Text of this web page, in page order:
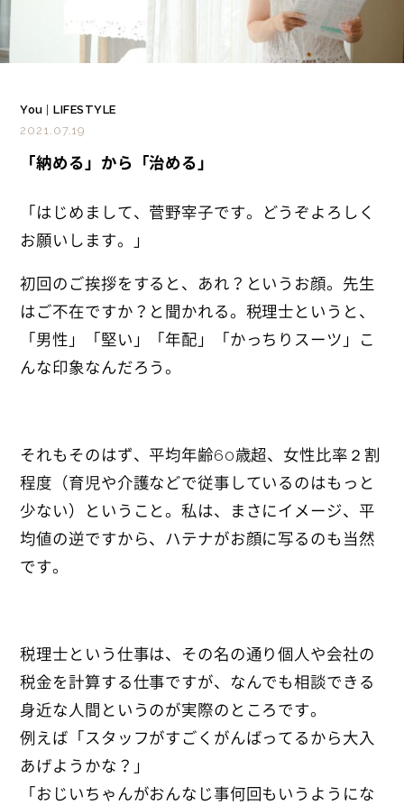
You
LIFESTYLE
2021.07.19
「納める」から「治める」
「はじめまして、菅野宰子です。
どうぞよろしく
お願いします。」
初回のご挨拶をすると、あれ？というお顔。 先生
はご不在ですか？と聞かれる。 税理士というと、
「男性」「堅い」「年配」「かっちりスーツ」こ
んな印象なんだろう。
それもそのはず、平均年齢60歳超、女性比率２割
程度（育児や介護などで従事しているのはもっと
少ない）ということ。私は、まさにイメージ、平
均値の逆ですから、ハテナがお顔に写るのも当然
です。
税理士という仕事は、その名の通り個人や会社の
税金を計算する仕事ですが、なんでも相談できる
身近な人間というのが実際のところです。
例えば「スタッフがすごくがんばってるから大入
あげようかな？」
「おじいちゃんがおんなじ事何回もいうようにな